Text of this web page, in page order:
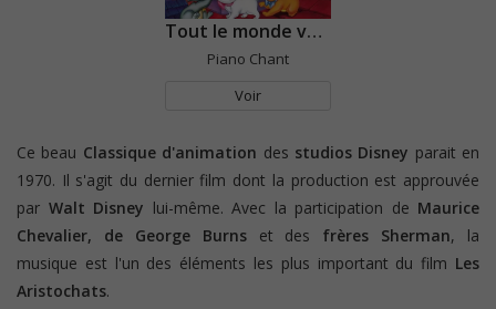
Ce beau Classique d'animation des studios Disney parait en
1970. Il s'agit du dernier film dont la production est approuvée
par Walt Disney lui-même. Avec la participation de Maurice
Chevalier, de George Burns et des frères Sherman, la
musique est l'un des éléments les plus important du film Les
Aristochats.
Tout le monde veut devenir un cat
Piano Chant
Voir